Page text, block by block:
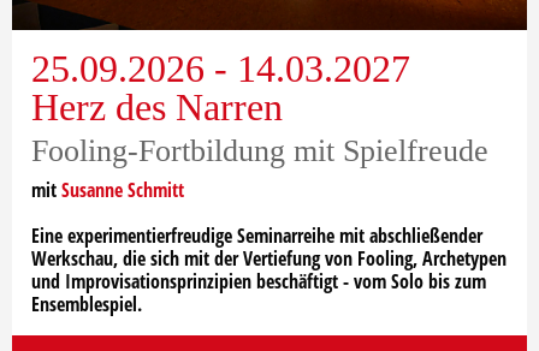
25.09.2026 - 14.03.2027
Herz des Narren
Fooling-Fortbildung mit Spielfreude
mitSusanne Schmitt
Eine experimentierfreudige Seminarreihe mit abschließender
Werkschau, die sich mit der Vertiefung von Fooling, Archetypen
und Improvisationsprinzipien beschäftigt - vom Solo bis zum
Ensemblespiel.